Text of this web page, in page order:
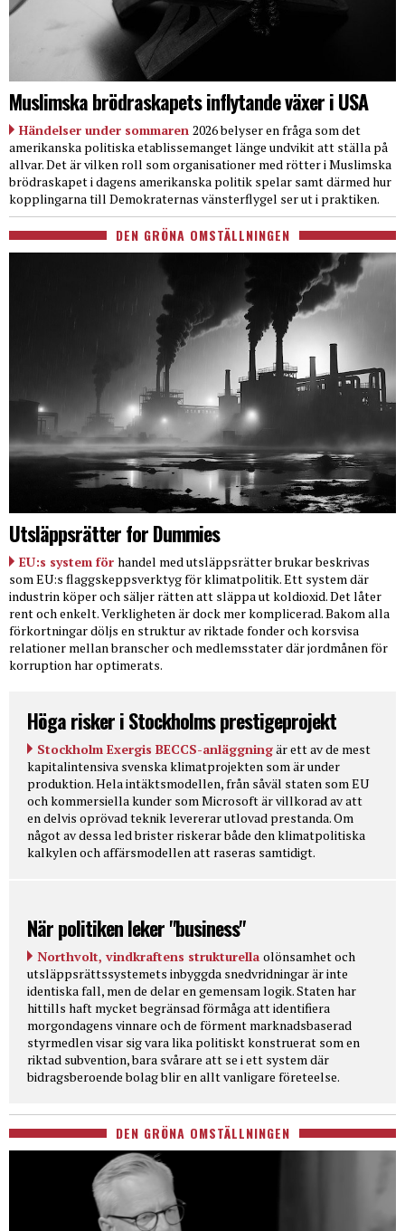
Muslimska brödraskapets inflytande växer i USA
Händelser under sommaren 2026 belyser en fråga som det
amerikanska politiska etablissemanget länge undvikit att ställa på
allvar. Det är vilken roll som organisationer med rötter i Muslimska
brödraskapet i dagens amerikanska politik spelar samt därmed hur
kopplingarna till Demokraternas vänsterflygel ser ut i praktiken.
DEN GRÖNA OMSTÄLLNINGEN
Utsläppsrätter for Dummies
EU:s system för handel med utsläppsrätter brukar beskrivas
som EU:s flaggskeppsverktyg för klimatpolitik. Ett system där
industrin köper och säljer rätten att släppa ut koldioxid. Det låter
rent och enkelt. Verkligheten är dock mer komplicerad. Bakom alla
förkortningar döljs en struktur av riktade fonder och korsvisa
relationer mellan branscher och medlemsstater där jordmånen för
korruption har optimerats.
Höga risker i Stockholms prestigeprojekt
Stockholm Exergis BECCS-anläggningär ett av de mest
kapitalintensiva svenska klimatprojekten som är under
produktion. Hela intäktsmodellen, från såväl staten som EU
och kommersiella kunder som Microsoft är villkorad av att
en delvis oprövad teknik levererar utlovad prestanda. Om
något av dessa led brister riskerar både den klimatpolitiska
kalkylen och affärsmodellen att raseras samtidigt.
När politiken leker "business"
Northvolt, vindkraftens strukturella olönsamhet och
utsläppsrättssystemets inbyggda snedvridningar är inte
identiska fall, men de delar en gemensam logik. Staten har
hittills haft mycket begränsad förmåga att identifiera
morgondagens vinnare och de förment marknadsbaserad
styrmedlen visar sig vara lika politiskt konstruerat som en
riktad subvention, bara svårare att se i ett system där
bidragsberoende bolag blir en allt vanligare företeelse.
DEN GRÖNA OMSTÄLLNINGEN